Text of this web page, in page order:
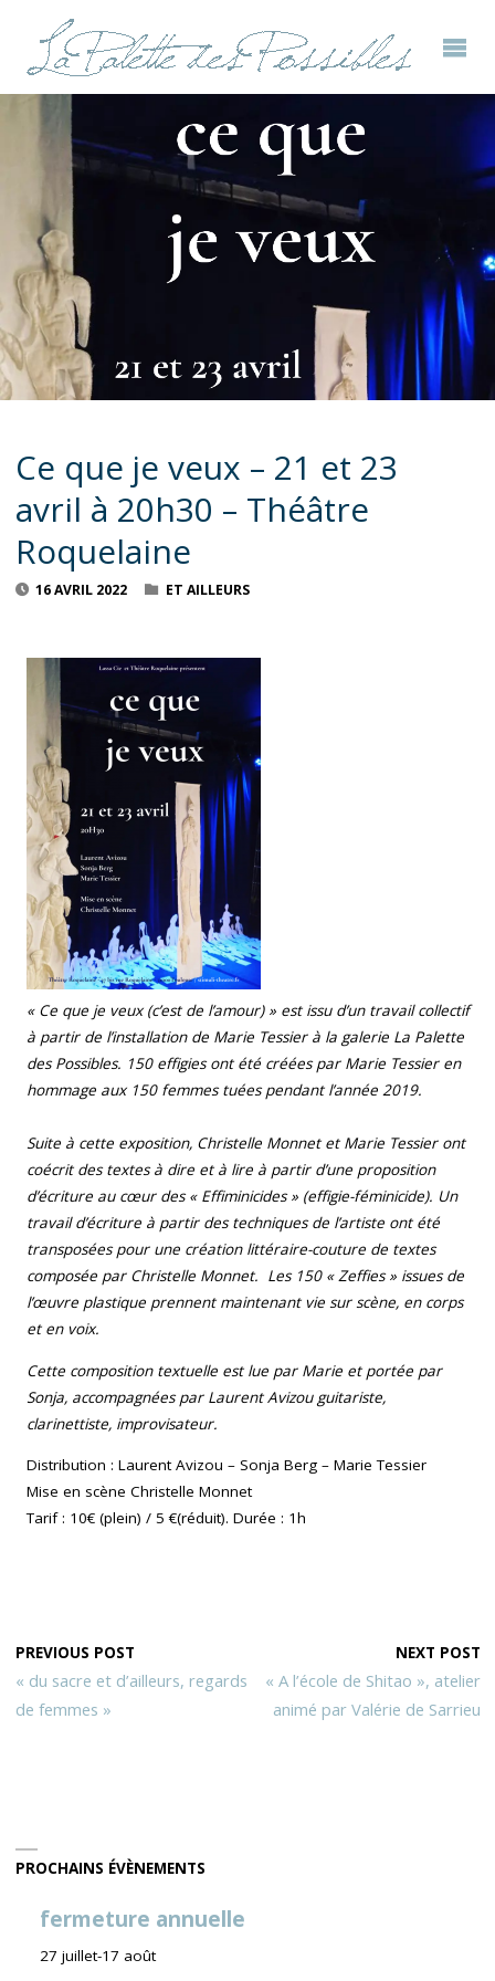
Ce que je veux – 21 et 23
avril à 20h30 – Théâtre
Roquelaine
16 AVRIL 2022 ET AILLEURS
« Ce que je veux (c’est de l’amour) » est issu d’un travail collectif
à partir de l’installation de Marie Tessier à la galerie La Palette
des Possibles. 150 effigies ont été créées par Marie Tessier en
hommage aux 150 femmes tuées pendant l’année 2019.
Suite à cette exposition, Christelle Monnet et Marie Tessier ont
coécrit des textes à dire et à lire à partir d’une proposition
d’écriture au cœur des « Effiminicides » (effigie-féminicide). Un
travail d’écriture à partir des techniques de l’artiste ont été
transposées pour une création littéraire-couture de textes
composée par Christelle Monnet. Les 150 « Zeffies » issues de
l’œuvre plastique prennent maintenant vie sur scène, en corps
et en voix.
Cette composition textuelle est lue par Marie et portée par
Sonja, accompagnées par Laurent Avizou guitariste,
clarinettiste, improvisateur.
Distribution : Laurent Avizou – Sonja Berg – Marie Tessier
Mise en scène Christelle Monnet
Tarif : 10€ (plein) / 5 €(réduit). Durée : 1h
PREVIOUS POST
« du sacre et d’ailleurs, regards
de femmes »
NEXT POST
« A l’école de Shitao », atelier
animé par Valérie de Sarrieu
PROCHAINS ÉVÈNEMENTS
fermeture annuelle
27 juillet-17 août